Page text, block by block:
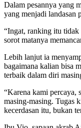
Dalam pesannya yang
yang menjadi landasan
“Ingat, ranking itu tidak
sorot matanya
Lebih lanjut ia
bagaimana kalian bisa
terbaik dalam diri
“Karena kami percaya,
masing-masing. Tugas
kecerdasan itu, bukan